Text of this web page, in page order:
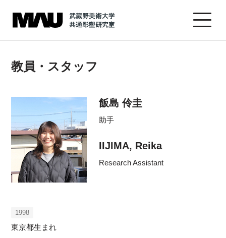
教員・スタッフ
飯島 伶圭
助手
IIJIMA, Reika
Research Assistant
1998
東京都生まれ